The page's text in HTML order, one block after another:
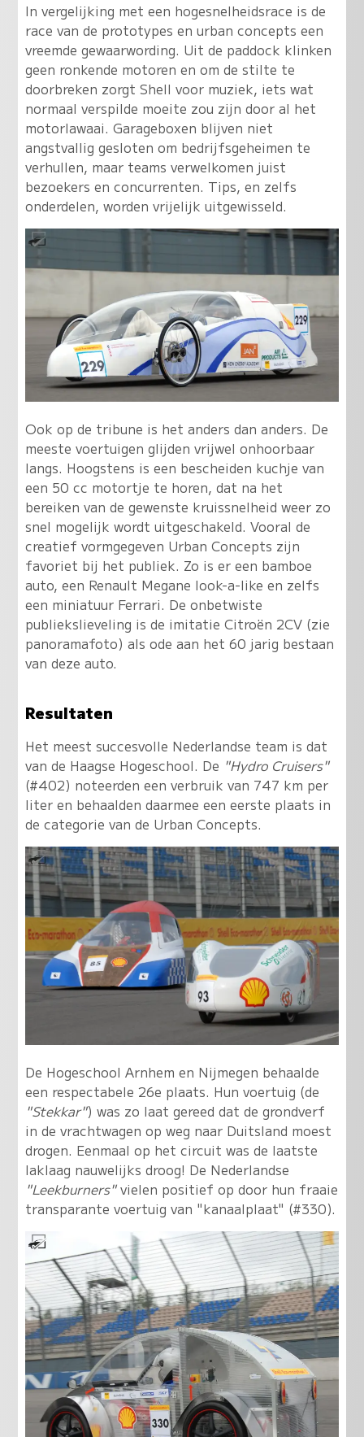
In vergelijking met een hogesnelheidsrace is de
race van de prototypes en urban concepts een
vreemde gewaarwording. Uit de paddock klinken
geen ronkende motoren en om de stilte te
doorbreken zorgt Shell voor muziek, iets wat
normaal verspilde moeite zou zijn door al het
motorlawaai. Garageboxen blijven niet
angstvallig gesloten om bedrijfsgeheimen te
verhullen, maar teams verwelkomen juist
bezoekers en concurrenten. Tips, en zelfs
onderdelen, worden vrijelijk uitgewisseld.
Ook op de tribune is het anders dan anders. De
meeste voertuigen glijden vrijwel onhoorbaar
langs. Hoogstens is een bescheiden kuchje van
een 50 cc motortje te horen, dat na het
bereiken van de gewenste kruissnelheid weer zo
snel mogelijk wordt uitgeschakeld. Vooral de
creatief vormgegeven Urban Concepts zijn
favoriet bij het publiek. Zo is er een bamboe
auto, een Renault Megane look-a-like en zelfs
een miniatuur Ferrari. De onbetwiste
publiekslieveling is de imitatie Citroën 2CV (zie
panoramafoto) als ode aan het 60 jarig bestaan
van deze auto.
Resultaten
Het meest succesvolle Nederlandse team is dat
van de Haagse Hogeschool. De "Hydro Cruisers"
(#402) noteerden een verbruik van 747 km per
liter en behaalden daarmee een eerste plaats in
de categorie van de Urban Concepts.
De Hogeschool Arnhem en Nijmegen behaalde
een respectabele 26e plaats. Hun voertuig (de
"Stekkar") was zo laat gereed dat de grondverf
in de vrachtwagen op weg naar Duitsland moest
drogen. Eenmaal op het circuit was de laatste
laklaag nauwelijks droog! De Nederlandse
"Leekburners"vielen positief op door hun fraaie
transparante voertuig van "kanaalplaat" (#330).